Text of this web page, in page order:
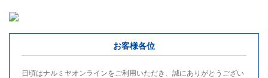
お客様各位
日頃はナルミヤオンラインをご利用いただき、誠にありがとうござい